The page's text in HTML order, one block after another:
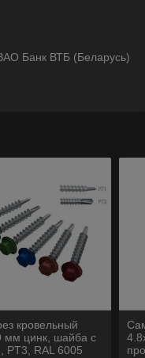
Банк ВТБ (Беларусь)
кровельный
мм цинк, шайба с
PT3, RAL 6005